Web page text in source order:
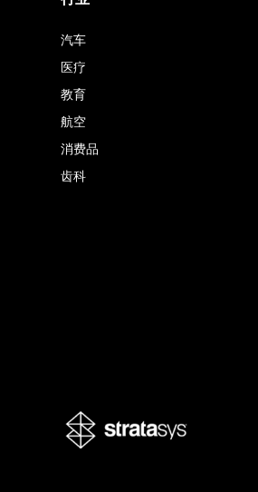
汽车
医疗
教育
航空
消费品
齿科